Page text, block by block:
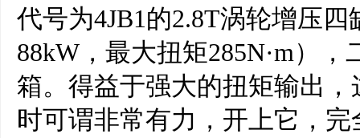
代号为4JB1的2.8T涡轮增压
88kW，最大扭矩285N·m）
箱。得益于强大的扭矩输出
时可谓非常有力，开上它，